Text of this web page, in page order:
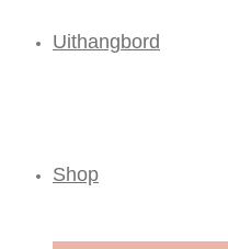
Uithangbord
Shop